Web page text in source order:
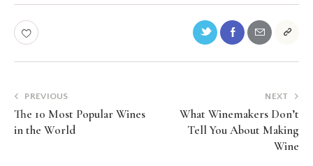
PREVIOUS
The 10 Most Popular Wines
in the World
NEXT
What Winemakers Don’t
Tell You About Making
Wine